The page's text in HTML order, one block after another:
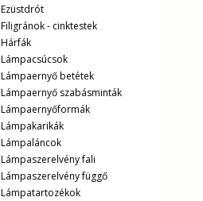
Ezüstdrót
Filigránok - cinktestek
Hárfák
Lámpacsúcsok
Lámpaernyő betétek
Lámpaernyő szabásminták
Lámpaernyőformák
Lámpakarikák
Lámpaláncok
Lámpaszerelvény fali
Lámpaszerelvény függő
Lámpatartozékok